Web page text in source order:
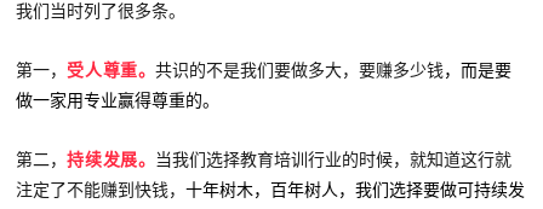
我们当时列了很多条。
第一， 受人尊重。共识的不是我们要做多大，要赚多少钱，而是要
做一家用专业赢得尊重的。
第二，持续发展。 当我们选择教育培训行业的时候，就知道这行就
注定了不能赚到快钱，十年树木，百年树人，我们选择要做可持续发